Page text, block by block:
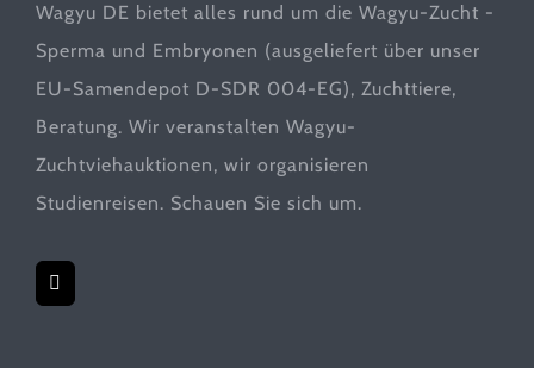
Wagyu DE bietet alles rund um die Wagyu-Zucht -
Sperma und Embryonen (ausgeliefert über unser
EU-Samendepot D-SDR 004-EG), Zuchttiere,
Beratung. Wir veranstalten Wagyu-
Zuchtviehauktionen, wir organisieren
Studienreisen. Schauen Sie sich um.